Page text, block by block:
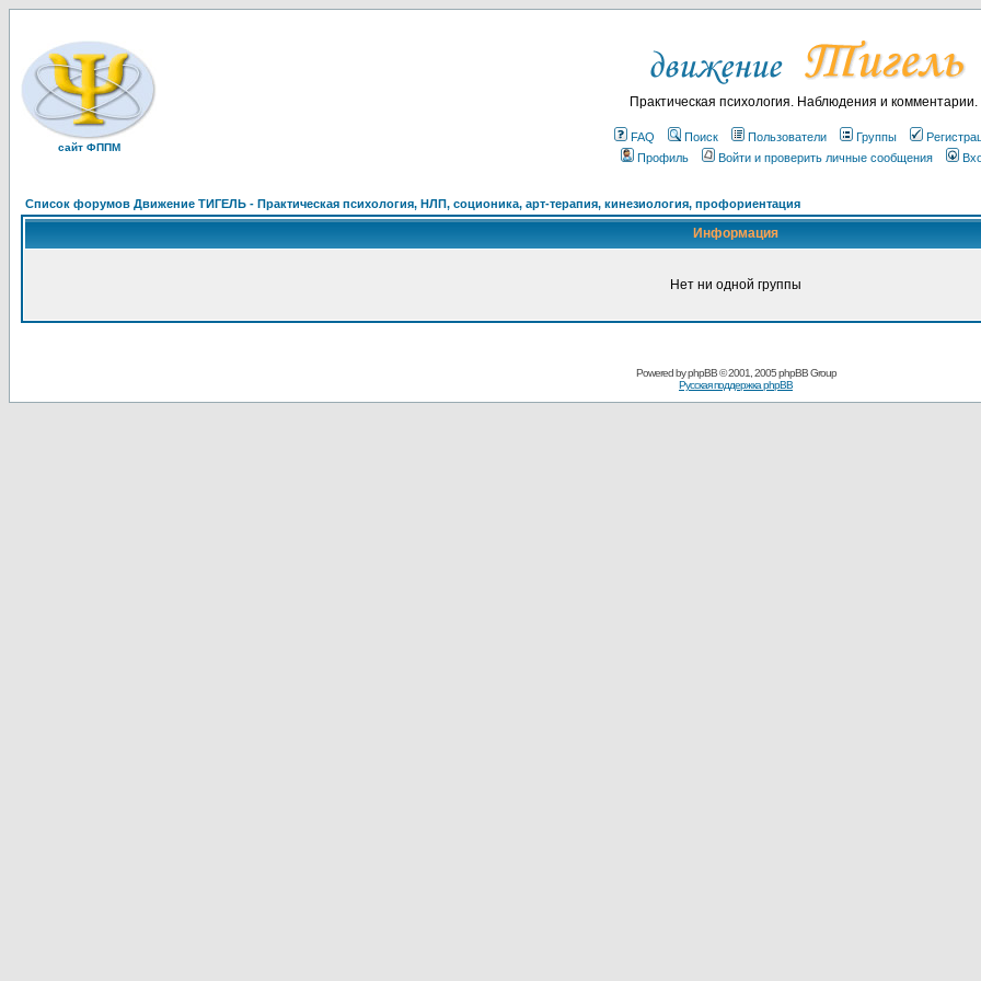
сайт ФППМ
Практическая психология. Наблюдения и комментарии.
FAQ Поиск Пользователи Группы
Профиль
Войти и проверить личные сообщения
Список форумов Движение ТИГЕЛЬ - Практическая психология, НЛП, соционика, арт-терапия, кинезиология, профориентация
Информация
Нет ни одной группы
Powered byphpBB© 2001, 2005 phpBB Group
Русская поддержка phpBB